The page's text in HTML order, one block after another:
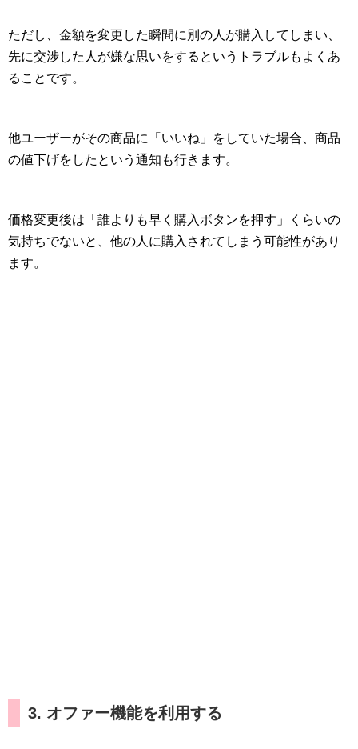
ただし、金額を変更した瞬間に別の人が購入してしまい、
先に交渉した人が嫌な思いをするというトラブルもよくあ
ることです。
他ユーザーがその商品に「いいね」をしていた場合、商品
の値下げをしたという通知も行きます。
価格変更後は「誰よりも早く購入ボタンを押す」くらいの
気持ちでないと、他の人に購入されてしまう可能性があり
ます。
3. オファー機能を利用する